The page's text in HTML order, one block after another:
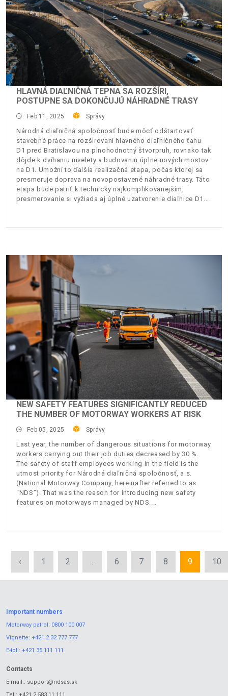
HLAVNÁ DIAĽNIČNÁ TEPNA SA ROZŠÍRI,
POSTUPNE SA DOKONČUJÚ NÁHRADNÉ TRASY
Feb 11, 2025 Správy
Národná diaľničná spoločnosť bude môcť odštartovať
stavebné práce na rozširovaní hlavného diaľničného ťahu
D1 pred Bratislavou na plnohodnotný štvorpruh, rovnako tak
dôjde k dvíhaniu nivelety a budovaniu úplne nových mostov
na D1. Umožní to ďalšia realizačná etapa, počas ktorej sa
presmeruje doprava na novopostavené náhradné trasy. Táto
etapa bude patriť k technicky najkomplikovanejším,
presmerovanie si vyžiada aj úplné uzatvorenie diaľnice D1.
NEW SAFETY FEATURES SIGNIFICANTLY REDUCED
THE NUMBER OF MOTORWAY WORKERS AT RISK
Feb 05, 2025 Správy
Last year, the number of dangerous situations for motorway
workers carrying out their job duties decreased by 30 %.
The safety of staff employees working in the field is the
utmost priority for Národná diaľničná spoločnosť, a.s.
(National Motorway Company, hereinafter referred to as
“NDS”). That was the reason for introducing new safety
features on motorways managed by NDS.
‹ 1 2 ... 6 7 8 9 10
Important numbers
Motorway patrol: 0800 100 007
Vignette: +421 2 32 777 777
E-toll: +421 35 111 111
Contacts
E-mail.: support@ndsas.sk